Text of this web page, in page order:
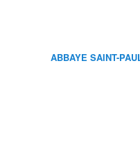
ABBAYE SAINT-